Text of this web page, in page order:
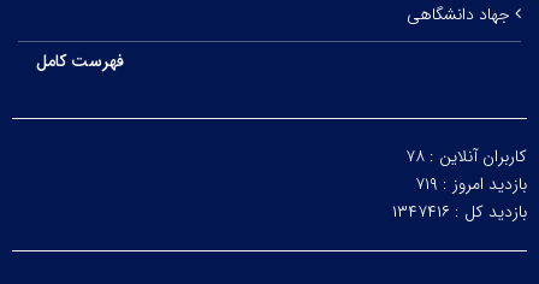
جهاد دانشگاهی
فهرست کامل
کاربران آنلاین : ۷۸
بازدید امروز : ۷۱۹
بازدید کل : ۱۳۴۷۴۱۶